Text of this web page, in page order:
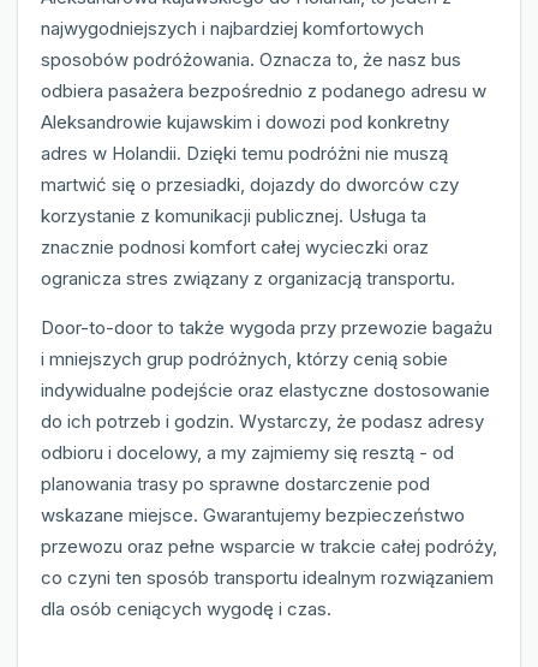
najwygodniejszych i najbardziej komfortowych
sposobów podróżowania. Oznacza to, że nasz bus
odbiera pasażera bezpośrednio z podanego adresu w
Aleksandrowie kujawskim i dowozi pod konkretny
adres w Holandii. Dzięki temu podróżni nie muszą
martwić się o przesiadki, dojazdy do dworców czy
korzystanie z komunikacji publicznej. Usługa ta
znacznie podnosi komfort całej wycieczki oraz
ogranicza stres związany z organizacją transportu.
Door-to-door to także wygoda przy przewozie bagażu
i mniejszych grup podróżnych, którzy cenią sobie
indywidualne podejście oraz elastyczne dostosowanie
do ich potrzeb i godzin. Wystarczy, że podasz adresy
odbioru i docelowy, a my zajmiemy się resztą - od
planowania trasy po sprawne dostarczenie pod
wskazane miejsce. Gwarantujemy bezpieczeństwo
przewozu oraz pełne wsparcie w trakcie całej podróży,
co czyni ten sposób transportu idealnym rozwiązaniem
dla osób ceniących wygodę i czas.